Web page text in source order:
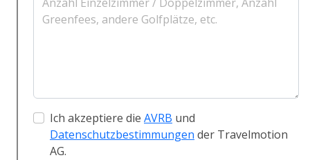
Ich akzeptiere die AVRB und
Datenschutzbestimmungen der Travelmotion
AG.